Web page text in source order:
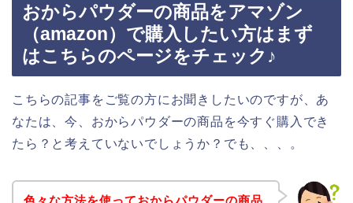
おからパウダーの商品をアマゾン
（amazon）で購入したい方はまず
はこちらのページをチェック♪
こちらの記事をご覧の方にお聞きしたいのですが、あ
なたは、今、おからパウダーの商品を今すぐ購入でき
たら？と考えていないでしょうか？でも、、、。